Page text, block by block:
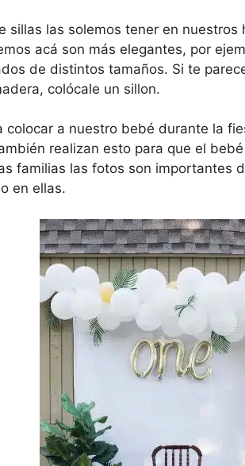
sillas las solemos tener en
acá son más elegantes, por
de distintos tamaños. Si te
colócale un sillon.
colocar a nuestro bebé durante la
realizan esto para que el
familias las fotos son importantes
en ellas.